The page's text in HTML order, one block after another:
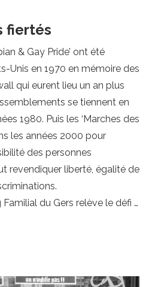
fiertés
& Gay Pride’ ont été
Unis en 1970 en mémoire des
qui eurent lieu un an plus
se tiennent en
1980. Puis les ‘Marches des
les années 2000 pour
des personnes
revendiquer liberté, égalité de
Familial du Gers relève le défi